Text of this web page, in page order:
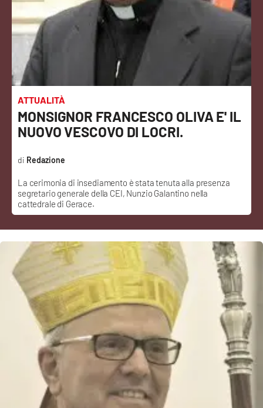
Sport
Cultura
Podcast
Meteo
Editoriali
VIDEO
Ambiente
Cronaca
Cultura
Economia e Lavoro
Politica
Sanità
ATTUALITÀ
MONSIGNOR FRANCESCO OLIVA E' IL
NUOVO VESCOVO DI LOCRI.
La cerimonia di insediamento è stata tenuta alla presenza
segretario generale della CEI, Nunzio Galantino nella
cattedrale di Gerace.
Redazione